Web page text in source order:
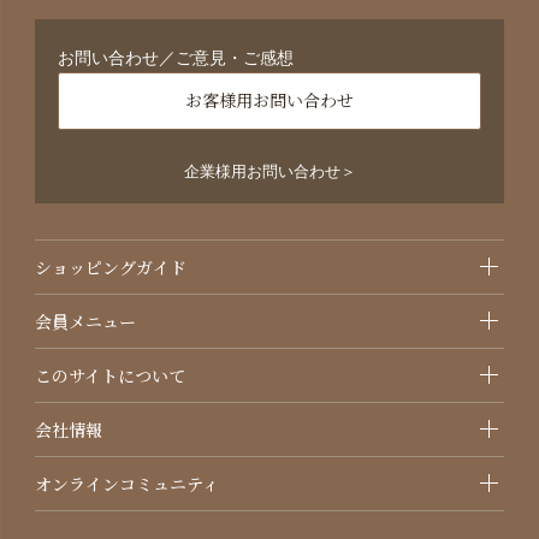
お問い合わせ／ご意見・ご感想
お客様用お問い合わせ
企業様用お問い合わせ＞
ショッピングガイド
会員メニュー
このサイトについて
会社情報
オンラインコミュニティ